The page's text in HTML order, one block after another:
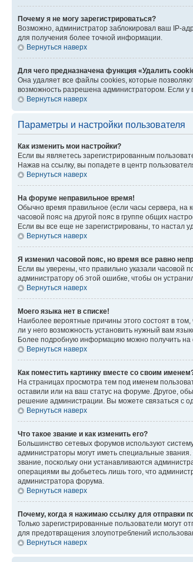
Почему я не могу зарегистрироваться?
Возможно, администратор заблокировал ваш IP-
для получения более точной информации.
Вернуться наверх
Для чего предназначена функция «Удалить
Она удаляет все файлы cookies, которые
возможность разрешена администратором. Если
Вернуться наверх
Параметры и настройки пользователя
Как изменить мои настройки?
Если вы являетесь зарегистрированным
Нажав на ссылку, вы попадете в центр
Вернуться наверх
На форуме неправильное время!
Обычно время правильное (если часы сервера, на
часовой пояс на другой пояс в группе общих
Если вы все еще не зарегистрированы, то настал
Вернуться наверх
Я изменил часовой пояс, но время все равно
Если вы уверены, что правильно указали часовой
администратору об этой ошибке, чтобы он
Вернуться наверх
Моего языка нет в списке!
Наиболее вероятные причины этого состоят в
ли у него возможность установить нужный вам
Более подробную информацию можно получить на
Вернуться наверх
Как поместить картинку вместе со своим
На страницах просмотра тем под именем
оставили или на ваш статус на форуме. Другое,
решение администрации. Вы можете связаться с
Вернуться наверх
Что такое звание и как изменить его?
Большинство сетевых форумов используют
администраторы могут иметь специальные
звание, поскольку они устанавливаются
операциями вы добьетесь лишь того, что
администратора форума.
Вернуться наверх
Почему, когда я нажимаю ссылку для отправки
Только зарегистрированные пользователи могут
для предотвращения злоупотреблений
Вернуться наверх